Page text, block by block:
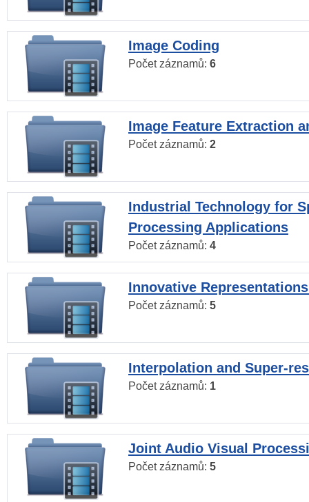
Image Coding
Počet záznamů: 6
Image Feature Extraction
Počet záznamů: 2
Industrial Technology for
Processing Applications
Počet záznamů: 4
Innovative
Počet záznamů: 5
Interpolation and Super-
Počet záznamů: 1
Joint Audio Visual
Počet záznamů: 5